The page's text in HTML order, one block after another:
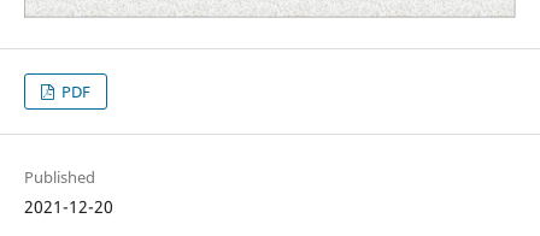
PDF
Published
2021-12-20